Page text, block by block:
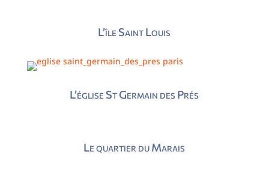
L’île Saint Louis
L’église St Germain des Prés
Le quartier du Marais